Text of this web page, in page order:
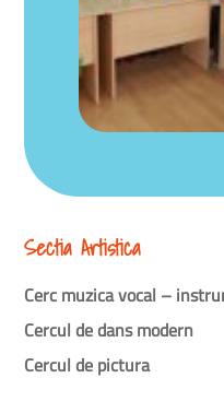
Sectia Artistica
Cerc muzica vocal –
Cercul de dans modern
Cercul de pictura